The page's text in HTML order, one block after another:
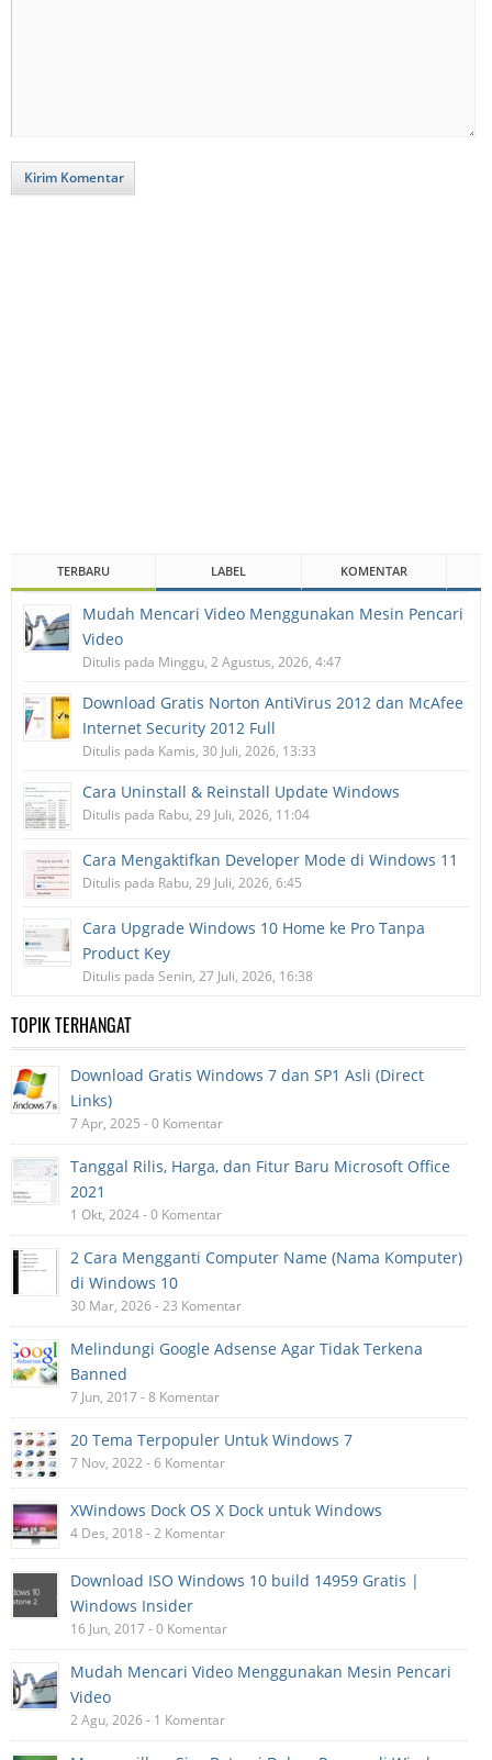
Kirim Komentar
TERBARU LABEL KOMENTAR
Mudah Mencari Video Menggunakan Mesin Pencari
Video
Ditulis pada Minggu, 2 Agustus, 2026, 4:47
Download Gratis Norton AntiVirus 2012 dan McAfee
Internet Security 2012 Full
Ditulis pada Kamis, 30 Juli, 2026, 13:33
Cara Uninstall & Reinstall Update Windows
Ditulis pada Rabu, 29 Juli, 2026, 11:04
Cara Mengaktifkan Developer Mode di Windows 11
Ditulis pada Rabu, 29 Juli, 2026, 6:45
Cara Upgrade Windows 10 Home ke Pro Tanpa
Product Key
Ditulis pada Senin, 27 Juli, 2026, 16:38
TOPIK TERHANGAT
Download Gratis Windows 7 dan SP1 Asli (Direct
Links)
7 Apr, 2025 - 0 Komentar
Tanggal Rilis, Harga, dan Fitur Baru Microsoft Office
2021
1 Okt, 2024 - 0 Komentar
2 Cara Mengganti Computer Name (Nama Komputer)
di Windows 10
30 Mar, 2026 - 23 Komentar
Melindungi Google Adsense Agar Tidak Terkena
Banned
7 Jun, 2017 - 8 Komentar
20 Tema Terpopuler Untuk Windows 7
7 Nov, 2022 - 6 Komentar
XWindows Dock OS X Dock untuk Windows
4 Des, 2018 - 2 Komentar
Download ISO Windows 10 build 14959 Gratis |
Windows Insider
16 Jun, 2017 - 0 Komentar
Mudah Mencari Video Menggunakan Mesin Pencari
Video
2 Agu, 2026 - 1 Komentar